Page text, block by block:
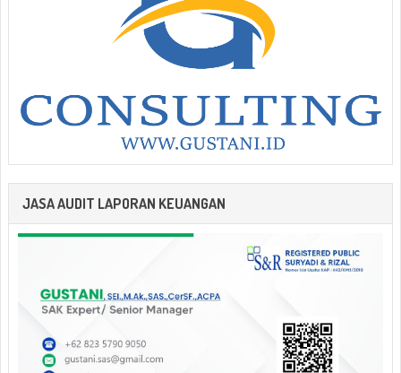
JASA AUDIT LAPORAN KEUANGAN